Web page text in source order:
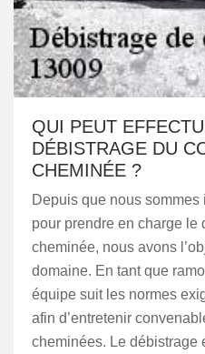
QUI PEUT
DÉBISTRAGE DU
CHEMINÉE ?
Depuis que nous
pour prendre en charge le
cheminée, nous avons
domaine. En tant que
équipe suit les normes
afin d’entretenir
cheminées. Le débistrage